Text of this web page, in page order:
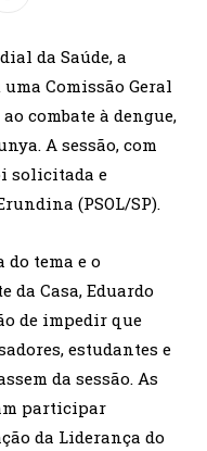
da Saúde, a
Comissão Geral
combate à dengue,
A sessão, com
solicitada e
(PSOL/SP).
tema e o
da Casa, Eduardo
de impedir que
estudantes e
da sessão. As
participar
da Liderança do